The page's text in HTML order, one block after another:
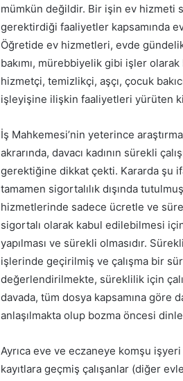
mümkün değildir. Bir işin ev hizmeti
gerektirdiği faaliyetler kapsamında
Öğretide ev hizmetleri, evde
bakımı, mürebbiyelik gibi işler
hizmetçi, temizlikçi, aşçı, çocuk
işleyişine ilişkin faaliyetleri yürüten
İş Mahkemesi’nin yeterince
akrarında, davacı kadının sürekli
gerektiğine dikkat çekti. Kararda şu
tamamen sigortalılık dışında
hizmetlerinde sadece ücretle ve
sigortalı olarak kabul edilebilmesi
yapılması ve sürekli olmasıdır.
işlerinde geçirilmiş ve çalışma bir
değerlendirilmekte, süreklilik için
davada, tüm dosya kapsamına göre
anlaşılmakta olup bozma öncesi
Ayrıca eve ve eczaneye komşu
kayıtlara geçmiş çalışanlar (diğer